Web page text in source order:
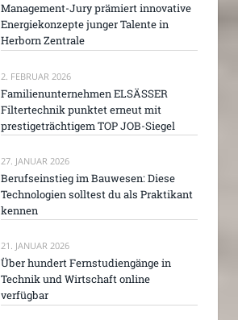
Management-Jury prämiert innovative
Energiekonzepte junger Talente in
Herborn Zentrale
2. FEBRUAR 2026
Familienunternehmen ELSÄSSER
Filtertechnik punktet erneut mit
prestigeträchtigem TOP JOB-Siegel
27. JANUAR 2026
Berufseinstieg im Bauwesen: Diese
Technologien solltest du als Praktikant
kennen
21. JANUAR 2026
Über hundert Fernstudiengänge in
Technik und Wirtschaft online
verfügbar